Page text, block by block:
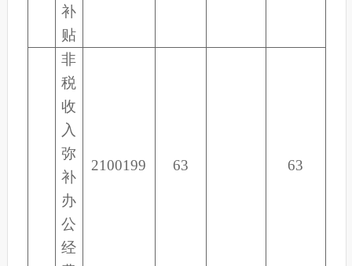
补
贴
非
税
收
入
弥
补
办
公
经
2100199 63 63